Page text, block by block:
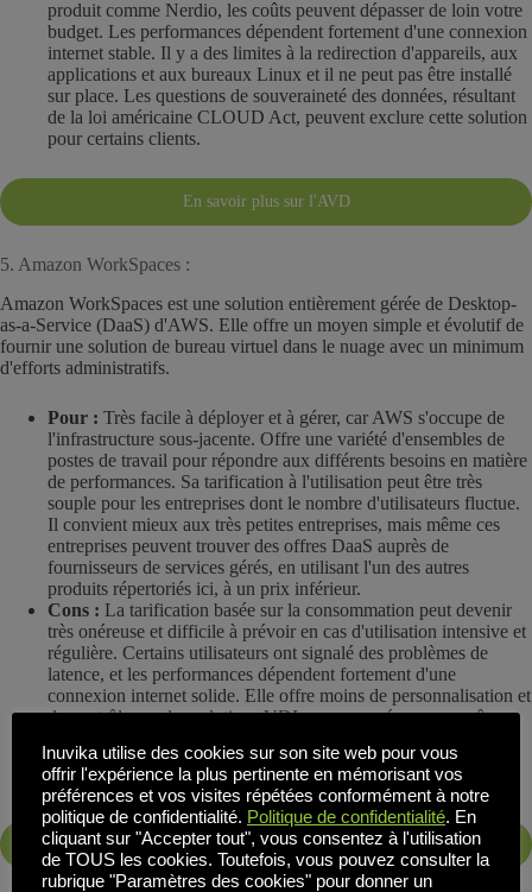
produit comme Nerdio, les coûts peuvent dépasser de loin votre
budget. Les performances dépendent fortement d'une connexion
internet stable. Il y a des limites à la redirection d'appareils, aux
applications et aux bureaux Linux et il ne peut pas être installé
sur place. Les questions de souveraineté des données, résultant
de la loi américaine CLOUD Act, peuvent exclure cette solution
pour certains clients.
En savoir plus sur l'AVD
5. Amazon WorkSpaces :
Amazon WorkSpaces est une solution entièrement gérée de Desktop-
as-a-Service (DaaS) d'AWS. Elle offre un moyen simple et évolutif de
fournir une solution de bureau virtuel dans le nuage avec un minimum
d'efforts administratifs.
Pour : Très facile à déployer et à gérer, car AWS s'occupe de
l'infrastructure sous-jacente. Offre une variété d'ensembles de
postes de travail pour répondre aux différents besoins en matière
de performances. Sa tarification à l'utilisation peut être très
souple pour les entreprises dont le nombre d'utilisateurs fluctue.
Il convient mieux aux très petites entreprises, mais même ces
entreprises peuvent trouver des offres DaaS auprès de
fournisseurs de services gérés, en utilisant l'un des autres
produits répertoriés ici, à un prix inférieur.
Cons : La tarification basée sur la consommation peut devenir
très onéreuse et difficile à prévoir en cas d'utilisation intensive et
régulière. Certains utilisateurs ont signalé des problèmes de
latence, et les performances dépendent fortement d'une
connexion internet solide. Elle offre moins de personnalisation et
de contrôle que les solutions VDI que vous gérez vous-même.
des données, résultant du US CLOUD Act, pourraient exclure
cette solution pour certains clients.
En savoir plus sur Amazon WorkSpaces
Inuvika utilise des cookies sur son site web pour vous
offrir l'expérience la plus pertinente en mémorisant vos
préférences et vos visites répétées conformément à notre
politique de confidentialité. Politique de confidentialité. En
cliquant sur "Accepter tout", vous consentez à l'utilisation
de TOUS les cookies. Toutefois, vous pouvez consulter la
rubrique "Paramètres des cookies" pour donner un